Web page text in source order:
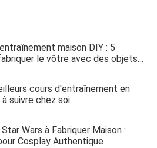
maison DIY : 5
le vôtre avec des objets
cours d'entraînement en
suivre chez soi
Wars à Fabriquer Maison :
Cosplay Authentique